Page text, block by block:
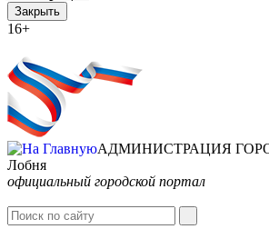
Закрыть
16+
АДМИНИСТРАЦИЯ
Лобня
официальный городской портал